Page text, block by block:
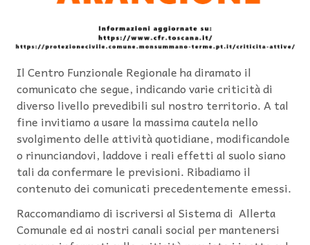
Il Centro Funzionale Regionale ha diramato il
comunicato che segue, indicando varie criticità di
diverso livello prevedibili sul nostro territorio. A tal
fine invitiamo a usare la massima cautela nello
svolgimento delle attività quotidiane, modificandole
o rinunciandovi, laddove i reali effetti al suolo siano
tali da confermare le previsioni. Ribadiamo il
contenuto dei comunicati precedentemente emessi.
Raccomandiamo di iscriversi al Sistema di Allerta
Comunale ed ai nostri canali social per mantenersi